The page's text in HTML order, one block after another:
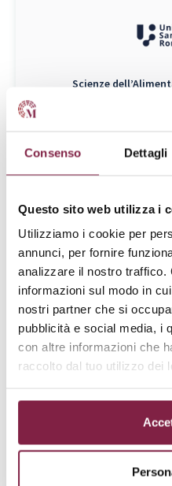
Consenso Dettagli
Questo sito web utilizza i
Utilizziamo i cookie per
annunci, per fornire
analizzare il nostro traffico.
informazioni sul modo in
nostri partner che si
pubblicità e social media, i
con altre informazioni che
raccolto dal tuo utilizzo dei
Scienze
Da €
Scienze
Scienze
RICHIEDI